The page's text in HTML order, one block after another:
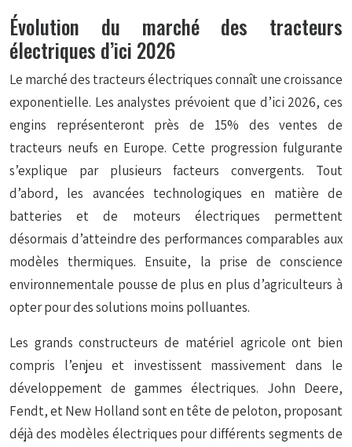
Évolution du marché des tracteurs
électriques d’ici 2026
Le marché des tracteurs électriques connaît une croissance
exponentielle. Les analystes prévoient que d’ici 2026, ces
engins représenteront près de 15% des ventes de
tracteurs neufs en Europe. Cette progression fulgurante
s’explique par plusieurs facteurs convergents. Tout
d’abord, les avancées technologiques en matière de
batteries et de moteurs électriques permettent
désormais d’atteindre des performances comparables aux
modèles thermiques. Ensuite, la prise de conscience
environnementale pousse de plus en plus d’agriculteurs à
opter pour des solutions moins polluantes.
Les grands constructeurs de matériel agricole ont bien
compris l’enjeu et investissent massivement dans le
développement de gammes électriques. John Deere,
Fendt, et New Holland sont en tête de peloton, proposant
déjà des modèles électriques pour différents segments de